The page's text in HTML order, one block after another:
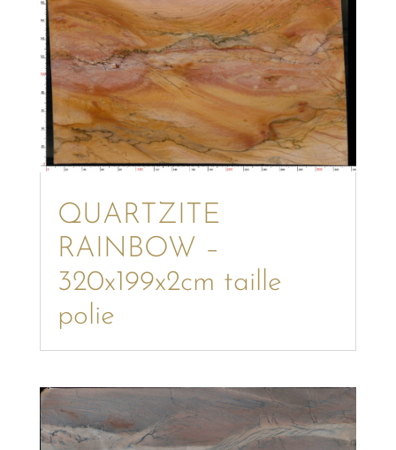
QUARTZITE
RAINBOW –
320x199x2cm taille
polie